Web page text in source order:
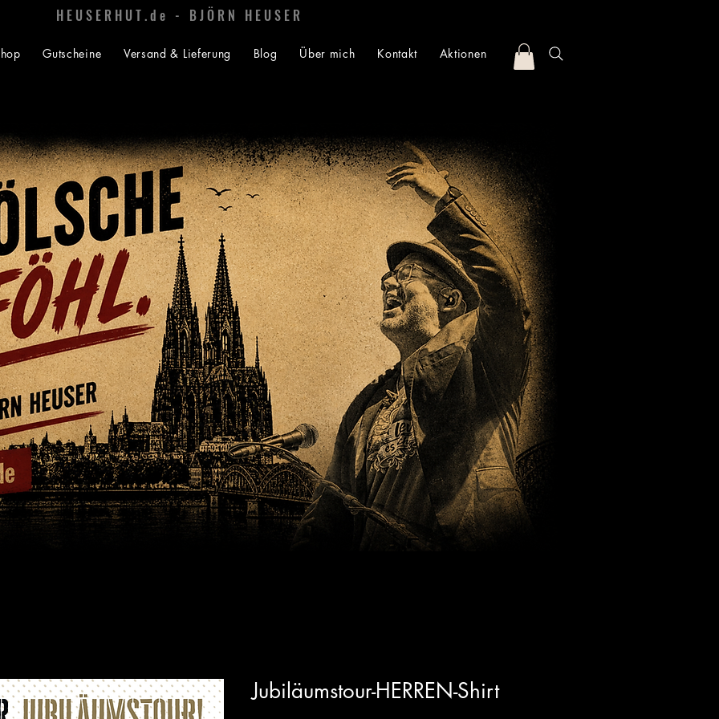
HEUSERHUT.de - BJÖRN HEUSER
Gutscheine Versand & Lieferung Blog Über mich Kontakt Aktionen
Jubiläumstour-HERREN-Shirt